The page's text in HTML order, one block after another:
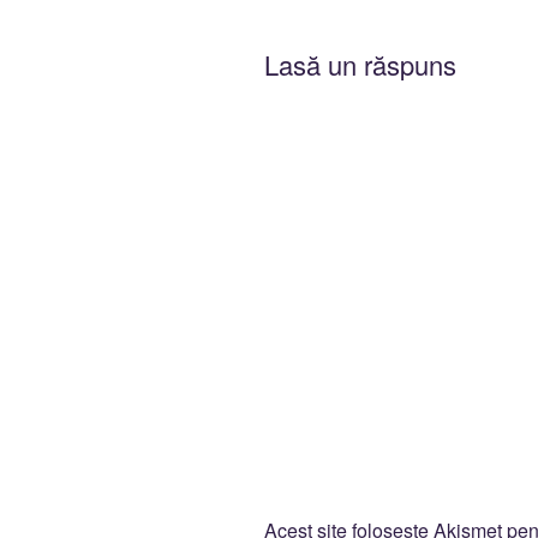
Lasă un răspuns
Acest site folosește Akismet